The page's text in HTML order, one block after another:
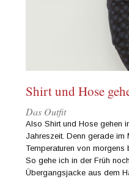
Shirt und Hose
Das Outfit
Also Shirt und Hose gehen
Jahreszeit. Denn gerade im
Temperaturen von morgens
So gehe ich in der Früh
Übergangsjacke aus dem